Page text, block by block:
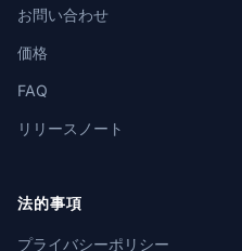
お問い合わせ
価格
FAQ
リリースノート
法的事項
プライバシーポリシー